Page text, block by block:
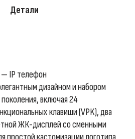
Детали
— IP телефон
дизайном и набором
включая 24
клавиши (VPK), два
ЖК-дисплей со сменными